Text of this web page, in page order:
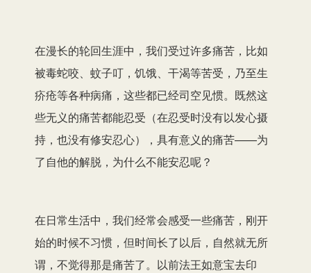
在漫长的轮回生涯中，我们受过许多痛苦，比如
被毒蛇咬、蚊子叮，饥饿、干渴等苦受，乃至生
疥疮等各种病痛，这些都已经司空见惯。既然这
些无义的痛苦都能忍受（在忍受时没有以发心摄
持，也没有修安忍心），具有意义的痛苦——为
了自他的解脱，为什么不能安忍呢？
在日常生活中，我们经常会感受一些痛苦，刚开
始的时候不习惯，但时间长了以后，自然就无所
谓，不觉得那是痛苦了。以前法王如意宝去印